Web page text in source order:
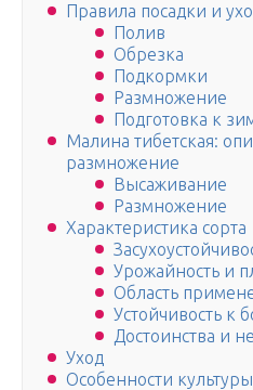
Правила посадки и
Полив
Обрезка
Подкормки
Размножение
Подготовка к
Малина тибетская:
размножение
Высаживание
Размножение
Характеристика сорта
Урожайность и
Область
Устойчивость к
Достоинства и
Уход
Особенности